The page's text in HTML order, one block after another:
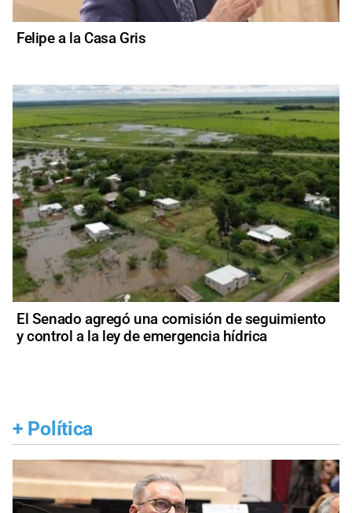
Felipe a la Casa Gris
El Senado agregó una comisión de seguimiento
y control a la ley de emergencia hídrica
+ Política